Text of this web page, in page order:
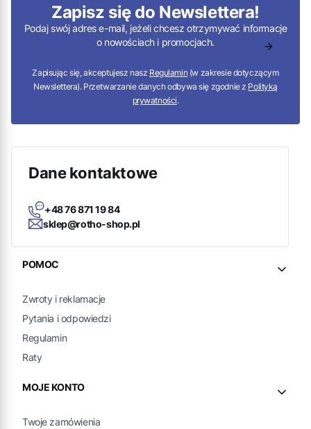
Zapisz się do Newslettera!
Podaj swój adres e-mail, jeżeli chcesz otrzymywać informacje
o nowościach i promocjach.
Zapisując się, akceptujesz nasz Regulamin (w zakresie dotyczącym
Newslettera). Przetwarzanie danych odbywa się zgodnie z Polityką
prywatności.
Dane kontaktowe
+48 76 871 19 84
sklep@rotho-shop.pl
Linki w stopce
POMOC
Zwroty i reklamacje
Pytania i odpowiedzi
Regulamin
Raty
MOJE KONTO
Twoje zamówienia